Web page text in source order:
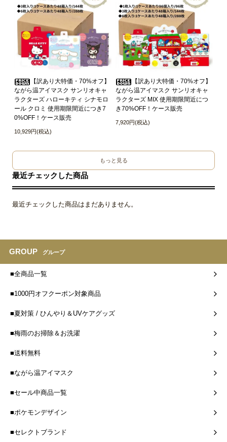
【訳あり大特価・70%オフ】
ながら温アイマスク サンリオキャ
ラクターズ ハローキティ シナモロ
ール クロミ 使用期限間近につき7
0%OFF！ケース販売
10,929円(税込)
【訳あり大特価・70%オフ】
ながら温アイマスク サンリオキャ
ラクターズ MIX 使用期限間近につ
き70%OFF！ケース販売
7,920円(税込)
もっと見る
最近チェックした商品
最近チェックした商品はまだありません。
GROUP グループ
■全商品一覧
■1000円オフクーポン対象商品
■夏対策 / ひんやり＆UVケアグッズ
■梅雨のお掃除＆お洗濯
■送料無料
■ながら温アイマスク
■セール中商品一覧
■ポケモンデザイン
■セレクトブランド